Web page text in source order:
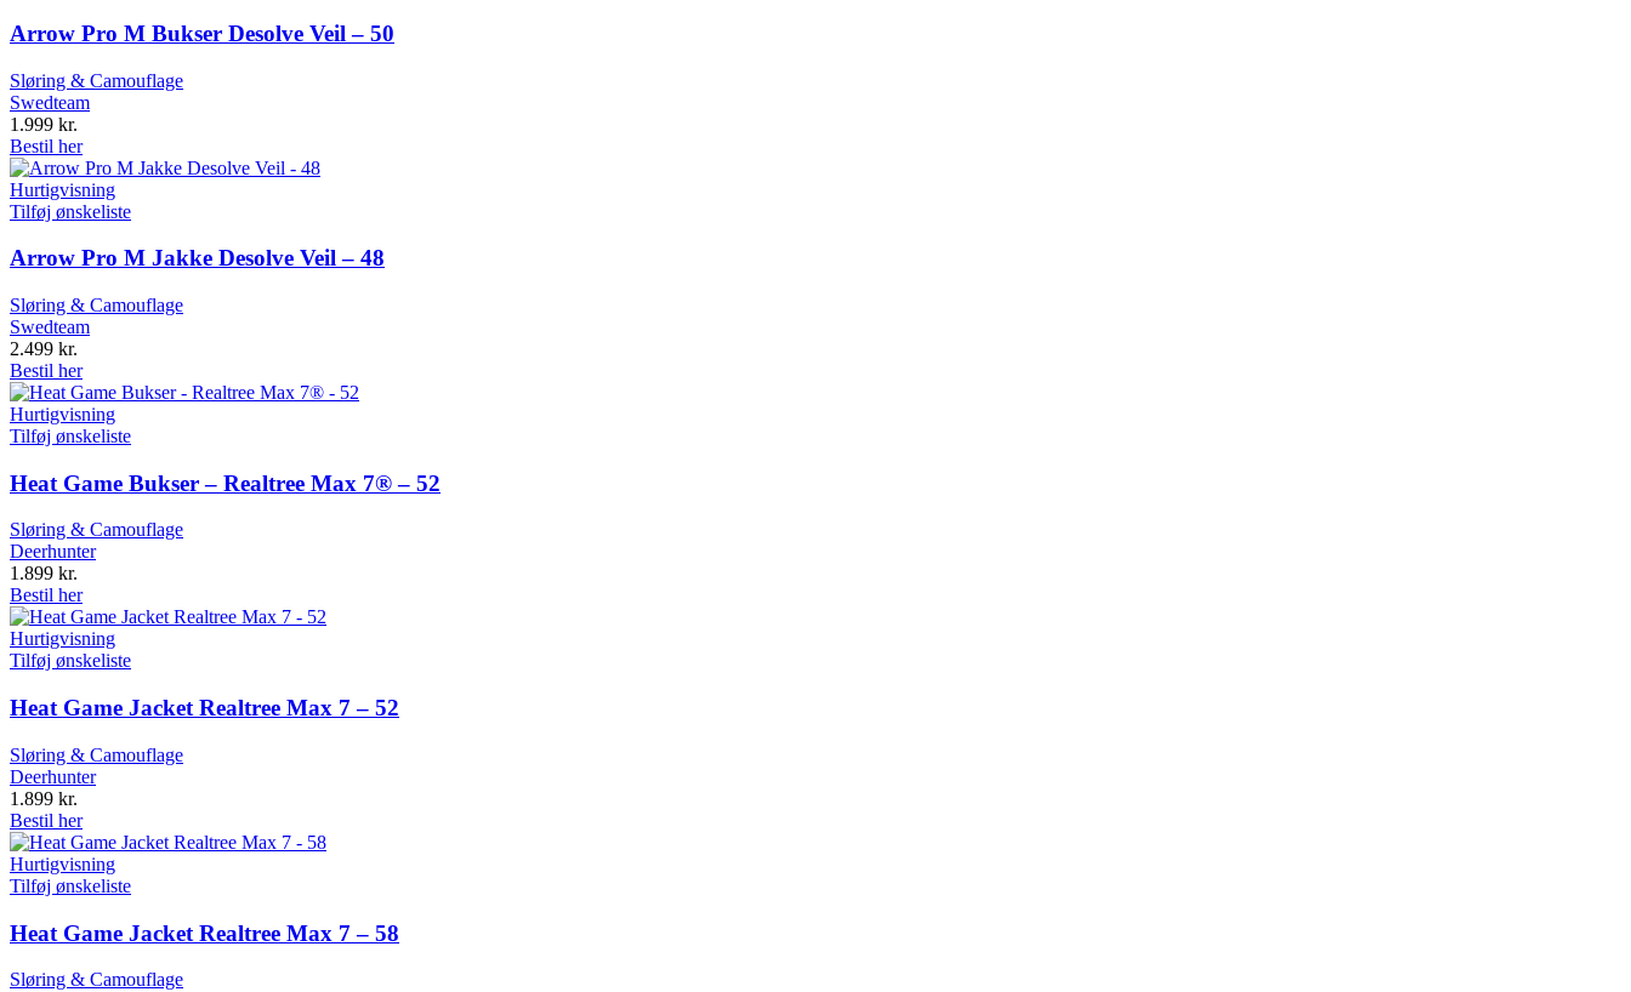
Arrow Pro M Bukser Desolve Veil – 50
Sløring & Camouflage
Swedteam
1.999 kr.
Bestil her
Hurtigvisning
Tilføj ønskeliste
Arrow Pro M Jakke Desolve Veil – 48
Sløring & Camouflage
Swedteam
2.499 kr.
Bestil her
Hurtigvisning
Tilføj ønskeliste
Heat Game Bukser – Realtree Max 7® – 52
Sløring & Camouflage
Deerhunter
1.899 kr.
Bestil her
Hurtigvisning
Tilføj ønskeliste
Heat Game Jacket Realtree Max 7 – 52
Sløring & Camouflage
Deerhunter
1.899 kr.
Bestil her
Hurtigvisning
Tilføj ønskeliste
Heat Game Jacket Realtree Max 7 – 58
Sløring & Camouflage